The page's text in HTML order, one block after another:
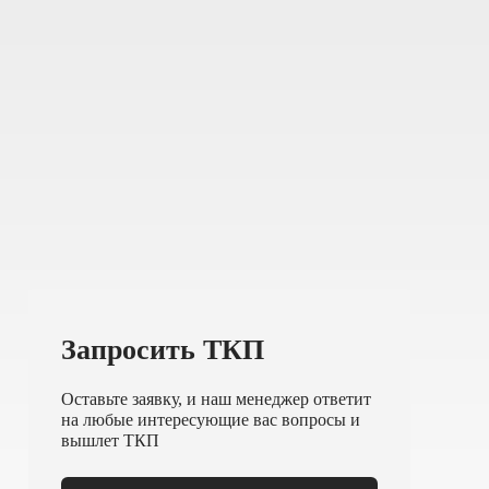
Запросить ТКП
Оставьте заявку, и наш менеджер ответит
на любые интересующие вас вопросы и
вышлет ТКП